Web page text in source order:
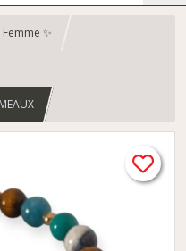
✨